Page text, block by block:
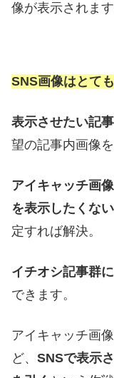
像が表示されます
SNS画像はとて
表示させたい記
望の記事内画像
アイキャッチ画
を表示したくない
定すれば解決。
イチオシ記事群
できます。
アイキャッチ画
ど、 SNSで表示